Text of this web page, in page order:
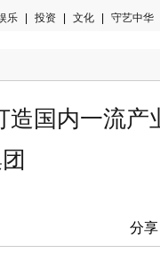
乐 投资 文化 守艺中华
国内一流产
分享